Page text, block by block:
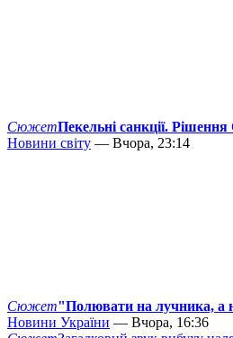
СюжетПекельні санкції.
Новини світу — Вчора, 23:14
Сюжет"Полювати на лучника, а
Новини України — Вчора, 16:36